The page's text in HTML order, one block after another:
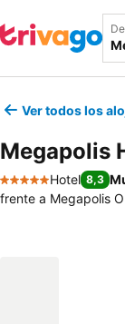
Ver todos los
Megapolis
5 Estrellas
Hotel 8,3
frente a Megapolis